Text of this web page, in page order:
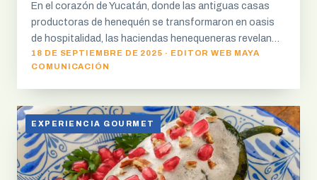
En el corazón de Yucatán, donde las antiguas casas
productoras de henequén se transformaron en oasis
de hospitalidad, las haciendas henequeneras revelan…
18 DE SEPTIEMBRE DE 2025 · EDITOR WEB MAYA
COMUNICACIÓN
EXPERIENCIA GOURMET